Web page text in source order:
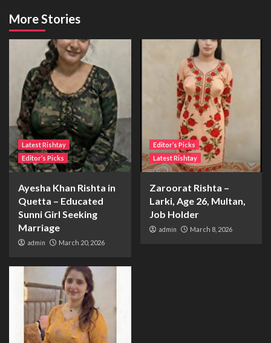
More Stories
Latest Rishtay
Editor’s Picks
Ayesha Khan Rishta in
Quetta – Educated
Sunni Girl Seeking
Marriage
admin March 20, 2026
Editor’s Picks
Latest Rishtay
Zaroorat Rishta –
Larki, Age 26, Multan,
Job Holder
admin March 8, 2026